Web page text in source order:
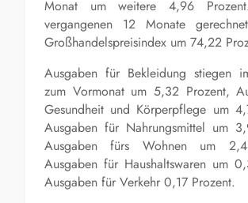
Monat um weitere 4,96
vergangenen 12 Monate
Großhandelspreisindex um 74,22
Ausgaben für Bekleidung stiegen
zum Vormonat um 5,32 Prozent,
Gesundheit und Körperpflege um
Ausgaben für Nahrungsmittel um
Ausgaben fürs Wohnen um
Ausgaben für Haushaltswaren um
Ausgaben für Verkehr 0,17 Prozent.